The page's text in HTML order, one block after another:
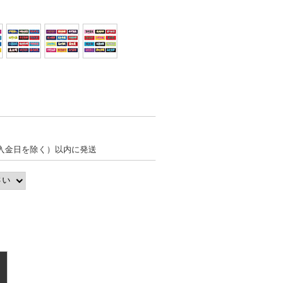
金日を除く）以内に発送